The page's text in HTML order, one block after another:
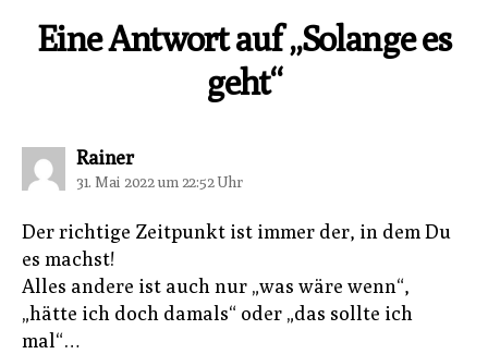
Eine Antwort auf „Solange es
geht“
Rainersagt:
31. Mai 2022 um 22:52 Uhr
Der richtige Zeitpunkt ist immer der, in dem Du
es machst!
Alles andere ist auch nur „was wäre wenn“,
„hätte ich doch damals“ oder „das sollte ich
mal“…